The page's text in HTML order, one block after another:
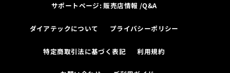
サポートページ: 販売店情報 /Q&A
ダイアテックについて プライバシーポリシー
特定商取引法に基づく表記 利用規約